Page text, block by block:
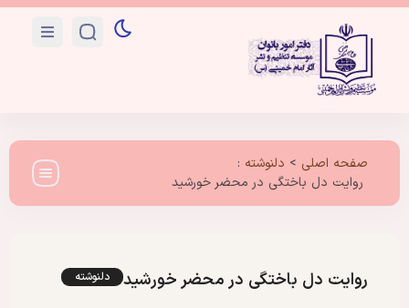
صفحه اصلی > دلنوشته :
روایت دل باختگی در محضر خورشید
روایت دل باختگی در محضر خورشید دلنوشته